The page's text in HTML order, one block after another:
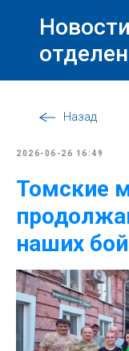
Назад
2026-06-26 16:49
Томские
наших